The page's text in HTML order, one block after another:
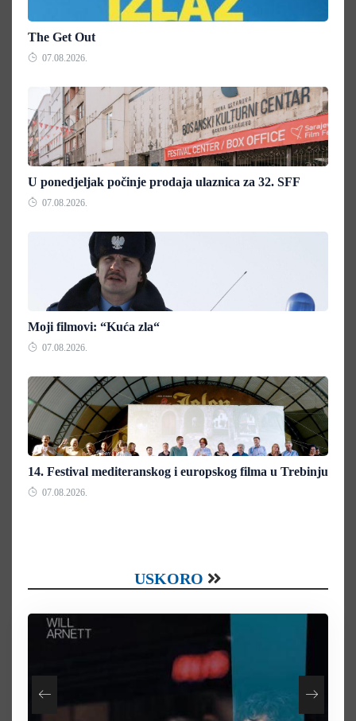
The Get Out
07.08.2026.
U ponedjeljak počinje prodaja ulaznica za 32. SFF
07.08.2026.
Moji filmovi: “Kuća zla“
07.08.2026.
14. Festival mediteranskog i europskog filma u Trebinju
07.08.2026.
USKORO